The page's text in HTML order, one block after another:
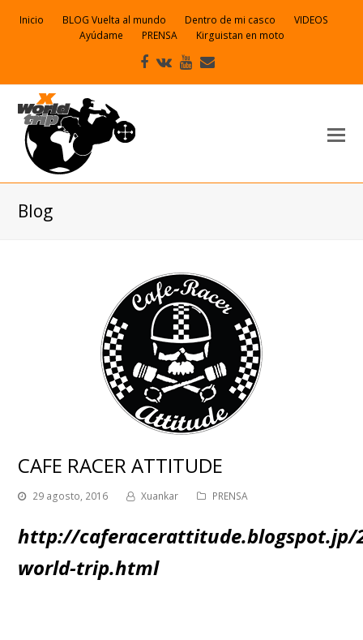
Inicio BLOG Vuelta al mundo Dentro de mi casco
VIDEOS
Ayúdame
PRENSA Kirguistan en moto
Facebook
VK Youtube
electrónico
Blog
CAFE RACER ATTITUDE
29 agosto, 2016 Xuankar PRENSA
http://caferacerattitude.blogspot.jp/
world-trip.html